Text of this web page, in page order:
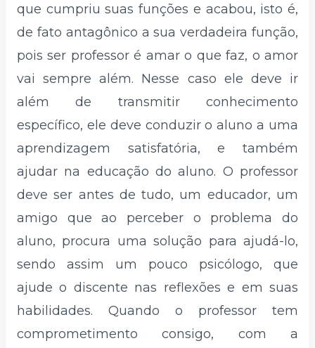
que cumpriu suas funções e acabou, isto é,
de fato antagônico a sua verdadeira função,
pois ser professor é amar o que faz, o amor
vai sempre além. Nesse caso ele deve ir
além de transmitir conhecimento
específico, ele deve conduzir o aluno a uma
aprendizagem satisfatória, e também
ajudar na educação do aluno. O professor
deve ser antes de tudo, um educador, um
amigo que ao perceber o problema do
aluno, procura uma solução para ajudá-lo,
sendo assim um pouco psicólogo, que
ajude o discente nas reflexões e em suas
habilidades. Quando o professor tem
comprometimento consigo, com a